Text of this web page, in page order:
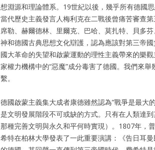
想淵源和理論體系。19世紀以後，幾乎所有德國
當代歷史主義發言人梅利克在二戰後曾痛苦審查
席勒、赫爾德林、里爾克、巴哈、莫扎特、貝多
神和德國古典思想文化辯護，認為應該對第三帝
國大革命的失望和啟蒙運動的理性主義帶來的樂
家權力機構中的“惡魔”成分毒害了德國。我們來
繫。
德國啟蒙主義集大成者康德雖然認為“戰爭是最大
是文明發展階段不可或缺的方式。只有在人類達
那種完善文明與永久和平何時實現）。1807年，
希特在柏林大學發表了一此重要演講：《告日耳